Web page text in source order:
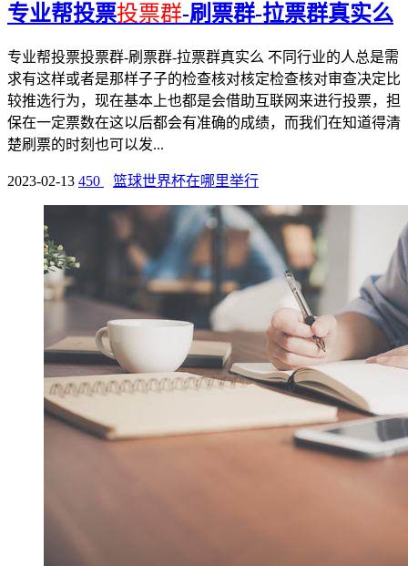
专业帮投票投票群-刷票群-拉票群真实么
专业帮投票投票群-刷票群-拉票群真实么 不同行业的人总是需
求有这样或者是那样子子的检查核对核定检查核对审查决定比
较推选行为，现在基本上也都是会借助互联网来进行投票，担
保在一定票数在这以后都会有准确的成绩，而我们在知道得清
楚刷票的时刻也可以发...
2023-02-13 450 篮球世界杯在哪里举行